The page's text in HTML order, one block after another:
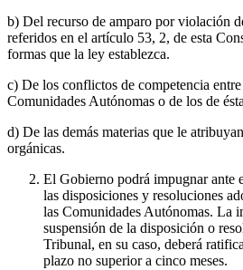
b) Del recurso de amparo por violación
referidos en el artículo 53, 2, de esta
formas que la ley establezca.
c) De los conflictos de competencia
Comunidades Autónomas o de los de
d) De las demás materias que le
orgánicas.
El Gobierno podrá impugnar ante
las disposiciones y resoluciones
las Comunidades Autónomas. La
suspensión de la disposición o
Tribunal, en su caso, deberá
plazo no superior a cinco meses.